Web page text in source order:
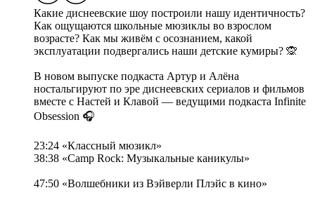
Какие диснеевские шоу построили нашу идентичность?
Как ощущаются школьные мюзиклы во взрослом
возрасте? Как мы живём с осознанием, какой
эксплуатации подвергались наши детские кумиры? 🙊
В новом выпуске подкаста Артур и Алёна
ностальгируют по эре диснеевских сериалов и фильмов
вместе с Настей и Клавой — ведущими подкаста Infinite
Obsession 🎧
23:24 «Классный мюзикл»
38:38 «Camp Rock: Музыкальные каникулы»
47:50 «Волшебники из Вэйверли Плэйс в кино»